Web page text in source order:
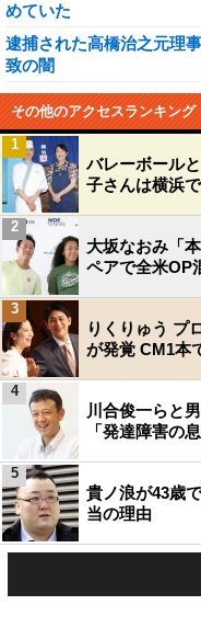
めていた
逮捕された高橋治之元理
致の闇
その他のアクセスランキング
バレーボール
子さんは横浜
1
大坂なおみ「
ペアで全米OP
2
りくりゅう プ
が発覚 CM1本
3
川合俊一らと
「発達障害の
4
貴ノ浪が43歳
当の理由
5